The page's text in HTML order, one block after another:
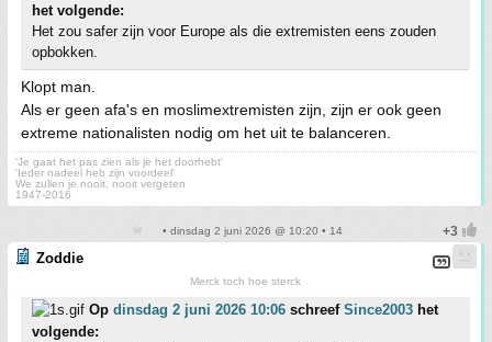
het volgende:
Het zou safer zijn voor Europe als die extremisten eens zouden
opbokken.
Klopt man.
Als er geen afa's en moslimextremisten zijn, zijn er ook geen
extreme nationalisten nodig om het uit te balanceren.
'Je gaat het pas zien als je het doorhebt'
'Ieder nadeel heb zijn voordeel'
We zullen je nooit, nooit vergeten
1947-2016
• dinsdag 2 juni 2026 @ 10:20 • 14
Zoddie
Merck toch hoe sterck
Op dinsdag 2 juni 2026 10:06 schreef Since2003 het
volgende: